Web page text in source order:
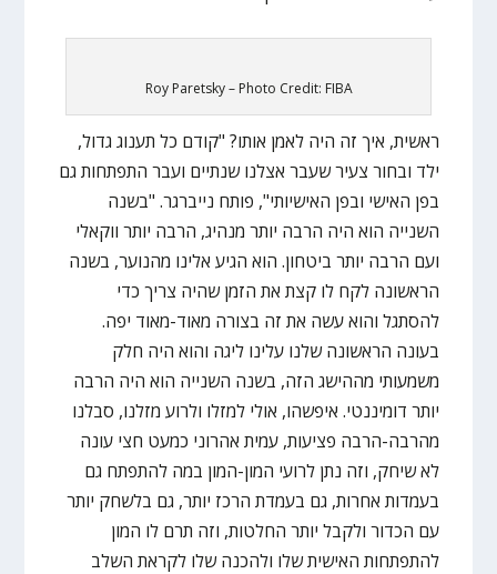
Roy Paretsky – Photo Credit: FIBA
ראשית, איך זה היה לאמן אותו? "קודם כל תענוג גדול,
ילד ובחור צעיר שעבר אצלנו שנתיים ועבר התפתחות גם
בפן האישי ובפן האישיותי", פותח נייברגר. "בשנה
השנייה הוא היה הרבה יותר מנהיג, הרבה יותר ווקאלי
ועם הרבה יותר ביטחון. הוא הגיע אלינו מהנוער, בשנה
הראשונה לקח לו קצת את הזמן שהיה צריך כדי
להסתגל והוא עשה את זה בצורה מאוד-מאוד יפה.
בעונה הראשונה שלנו עלינו ליגה והוא היה חלק
משמעותי מההישג הזה, בשנה השנייה הוא היה הרבה
יותר דומיננטי. איפשהו, אולי למזלו ולרוע מזלנו, סבלנו
מהרבה-הרבה פציעות, עמית אהרוני כמעט חצי עונה
לא שיחק, וזה נתן לרועי המון-המון במה להתפתח גם
בעמדות אחרות, גם בעמדת הרכז יותר, גם בלשחק יותר
עם הכדור ולקבל יותר החלטות, וזה תרם לו המון
להתפתחות האישית שלו ולהכנה שלו לקראת השלב